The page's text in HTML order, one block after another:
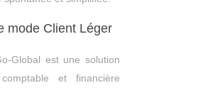
mode Client Léger
Global est une solution
et financière